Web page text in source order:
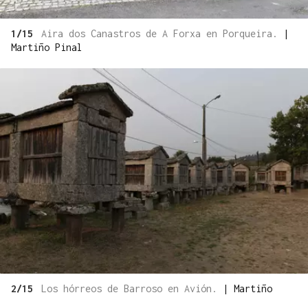
1/15 Aira dos Canastros de A Forxa en Porqueira.
|
Martiño Pinal
2/15 Los hórreos de Barroso en Avión. | Martiño